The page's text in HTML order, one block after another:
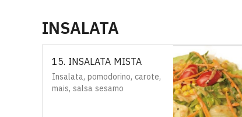
INSALATA
15. INSALATA MISTA
Insalata, pomodorino, carote,
mais, salsa sesamo